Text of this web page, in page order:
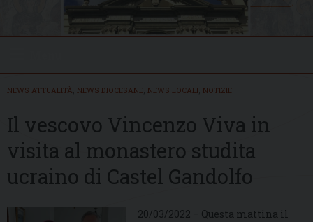
NEWS ATTUALITÀ NEWS DIOCESANE NEWS LOCALI NOTIZIE
Il vescovo Vincenzo Viva in
visita al monastero studita
ucraino di Castel Gandolfo
20/03/2022 – Questa mattina il